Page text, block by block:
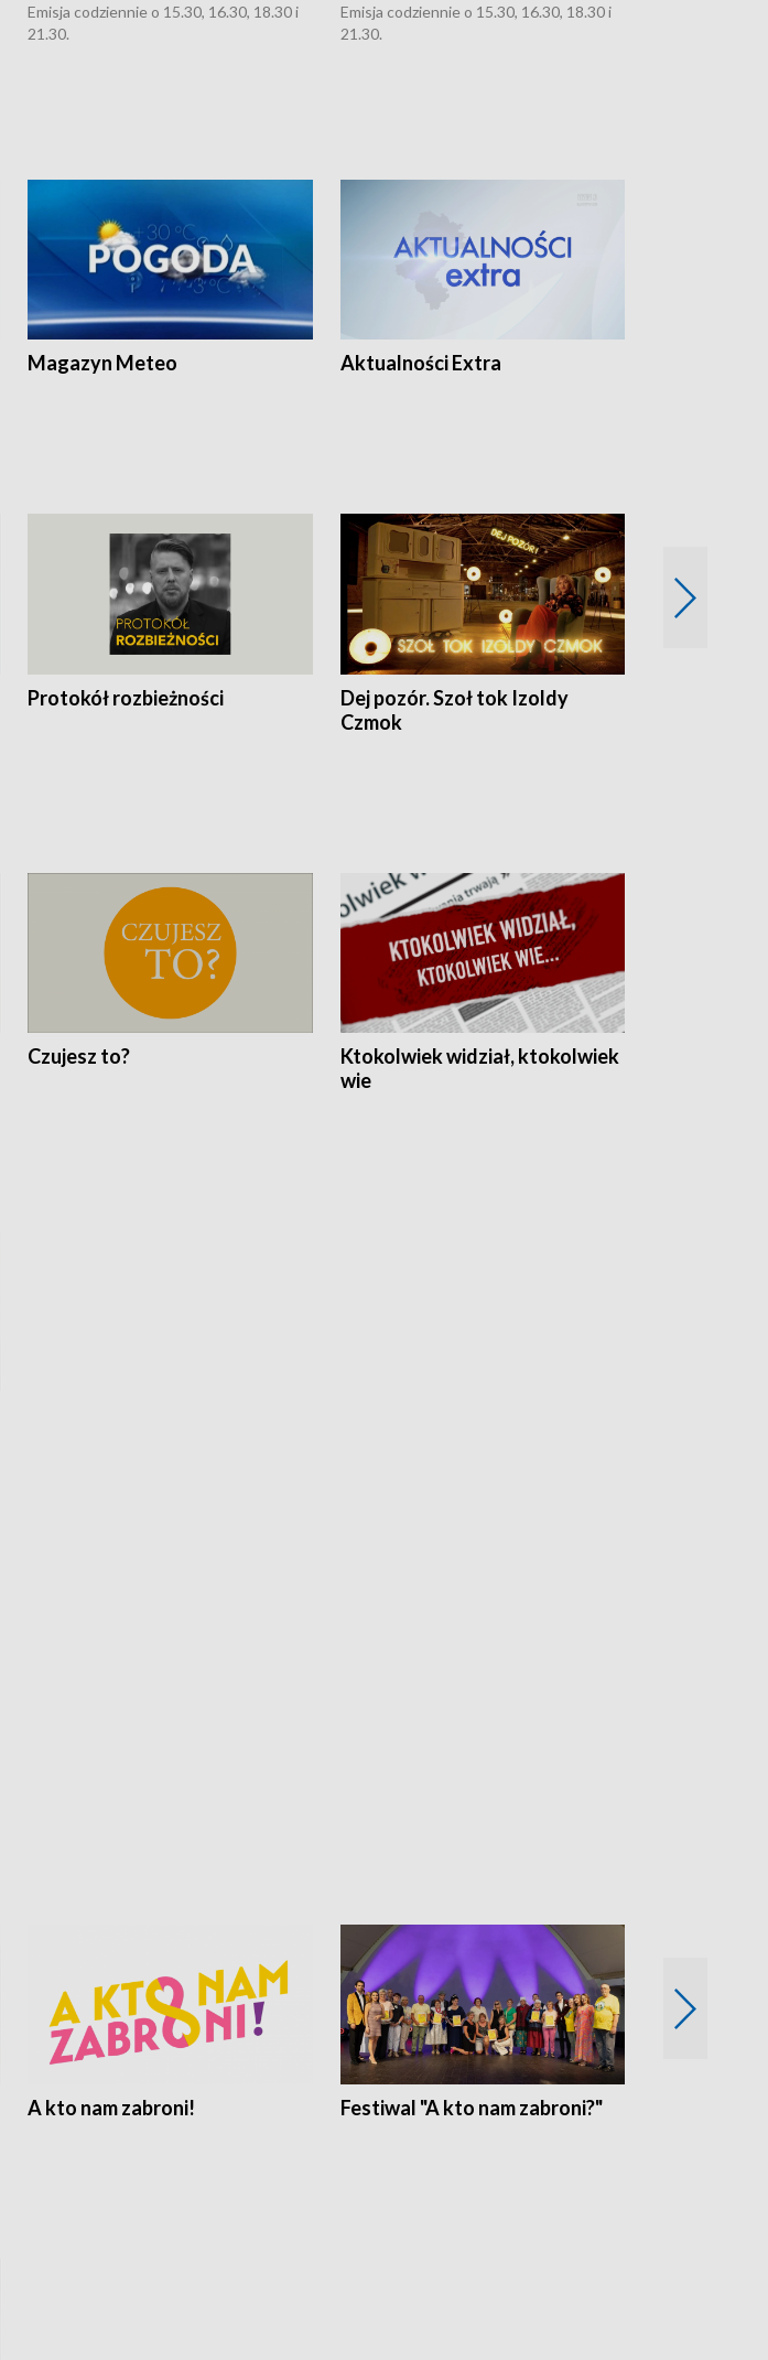
Emisja codziennie o 15.30, 16.30, 18.30 i
21.30.
Emisja codziennie o 15.30, 16.30, 18.30 i
21.30.
Magazyn Meteo Aktualności Extra
Protokół rozbieżności
Dej pozór. Szoł tok Izoldy
Czmok
Czujesz to?
Ktokolwiek widział, ktokolwiek
wie
A kto nam zabroni! Festiwal "A kto nam zabroni?"